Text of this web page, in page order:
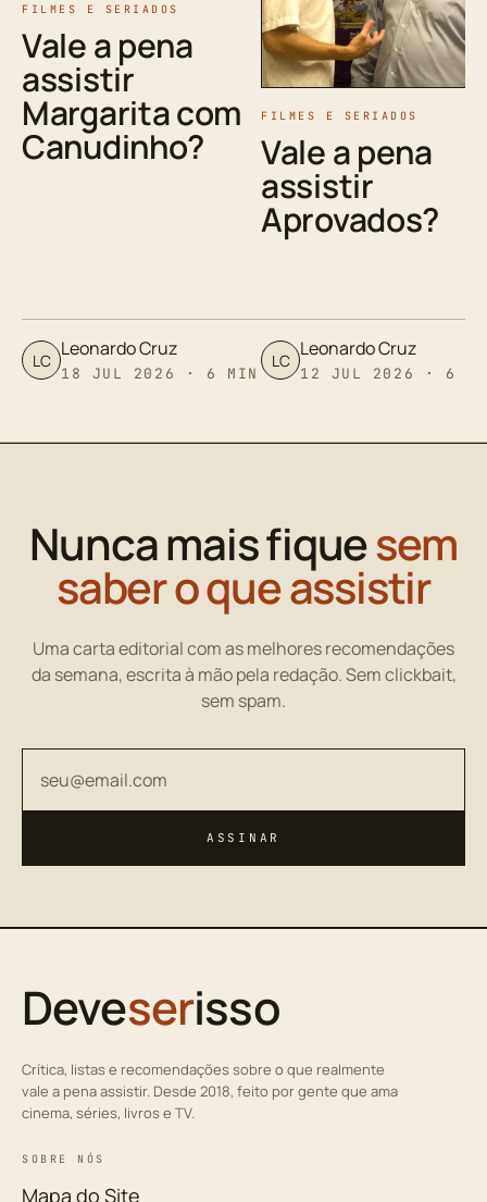
FILMES E SERIADOS
Vale a pena
assistir
Margarita com
Canudinho?
LC Leonardo Cruz
18 JUL 2026 · 6 MIN
FILMES E SERIADOS
Vale a pena
assistir
Aprovados?
LC Leonardo Cruz
12 JUL 2026 · 6
Nunca mais fiquesem
saber o que assistir
Uma carta editorial com as melhores recomendações
da semana, escrita à mão pela redação. Sem clickbait,
sem spam.
ASSINAR
Deveserisso
Crítica, listas e recomendações sobre o que realmente
vale a pena assistir. Desde 2018, feito por gente que ama
cinema, séries, livros e TV.
SOBRE NÓS
Mapa do Site